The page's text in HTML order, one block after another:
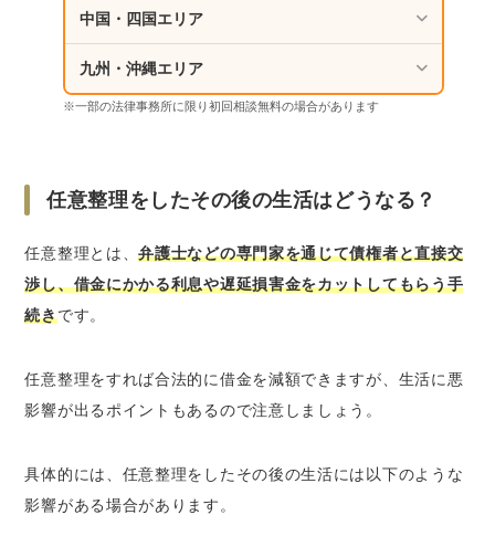
も柔軟に検討する
任意整理手続き後の生活における注意点
お金の管理はしっかりする
不安は専門家へ
中国・四国エリア
九州・沖縄エリア
※一部の法律事務所に限り初回相談無料の場合があります
任意整理をしたその後の生活はどうなる？
任意整理とは、弁護士などの専門家を通じて債権者と直接交
渉し、借金にかかる利息や遅延損害金をカットしてもらう手
続きです。
任意整理をすれば合法的に借金を減額できますが、生活に悪
影響が出るポイントもあるので注意しましょう。
具体的には、任意整理をしたその後の生活には以下のような
影響がある場合があります。